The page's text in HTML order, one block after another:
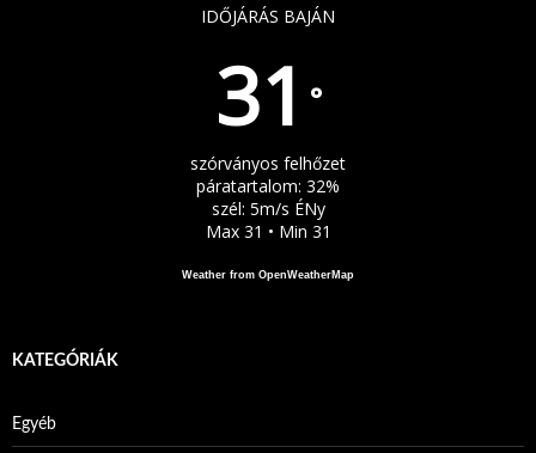
IDŐJÁRÁS BAJÁN
31 °
szórványos felhőzet
páratartalom: 32%
szél: 5m/s ÉNy
Max 31 • Min 31
Weather from OpenWeatherMap
KATEGÓRIÁK
Egyéb